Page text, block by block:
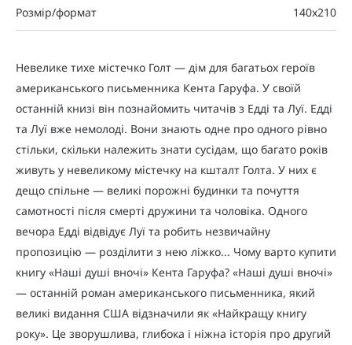
Розмір/формат 140x210
Невелике тихе містечко Голт — дім для багатьох героїв
американського письменника Кента Гаруфа. У своїй
останній книзі він познайомить читачів з Едді та Луї. Едді
та Луї вже немолоді. Вони знають одне про одного рівно
стільки, скільки належить знати сусідам, що багато років
живуть у невеликому містечку на кшталт Голта. У них є
дещо спільне — великі порожні будинки та почуття
самотності після смерті дружини та чоловіка. Одного
вечора Едді відвідує Луї та робить незвичайну
пропозицію — розділити з нею ліжко... Чому варто купити
книгу «Наші душі вночі» Кента Гаруфа? «Наші душі вночі»
— останній роман американського письменника, який
великі видання США відзначили як «Найкращу книгу
року». Це зворушлива, глибока і ніжна історія про другий